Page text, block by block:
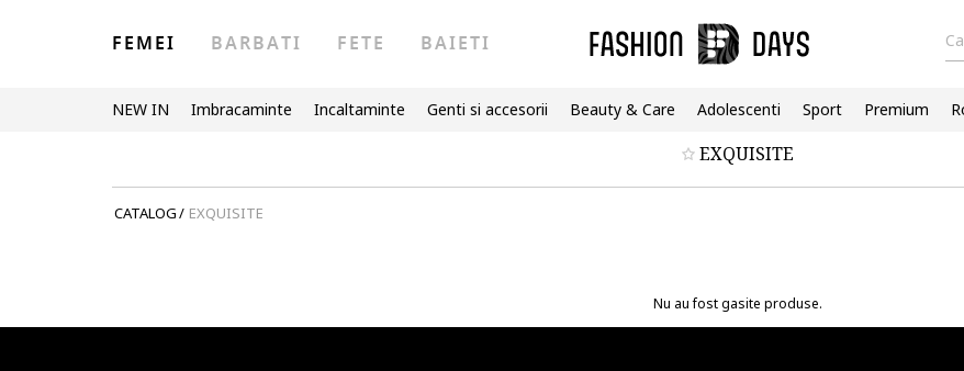
FEMEI BARBATI FETE BAIETI
NEW IN Imbracaminte Incaltaminte Genti si accesorii Beauty & Care Adolescenti Sport Premium
EXQUISITE
CATALOG/ EXQUISITE
Nu au fost gasite produse.